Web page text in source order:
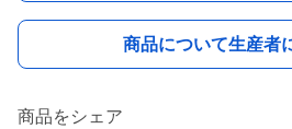
商品について生産者
商品をシェア